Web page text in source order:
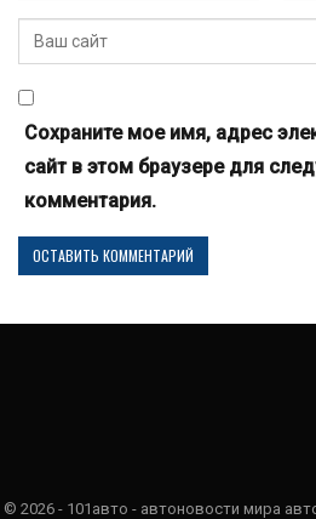
Сохраните мое имя, адрес
сайт в этом браузере для
комментария.
© 2026 - 101авто - автоновости мира